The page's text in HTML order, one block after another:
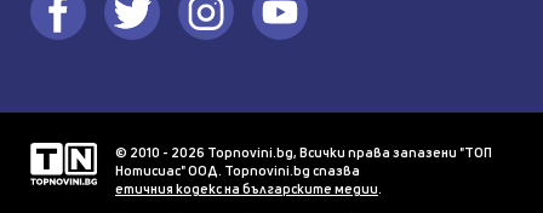
© 2010 - 2026 Topnovini.bg, Всички права запазени "ТОП
Нотисиас" ООД. Topnovini.bg спазва
етичния кодекс на българските медии